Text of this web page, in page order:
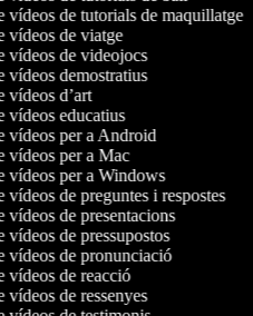
vídeos de tutorials de maquillatge
vídeos de viatge
vídeos de videojocs
vídeos demostratius
vídeos d’art
vídeos educatius
vídeos per a Android
vídeos per a Mac
vídeos per a Windows
vídeos de preguntes i respostes
vídeos de presentacions
vídeos de pressupostos
vídeos de pronunciació
vídeos de reacció
vídeos de ressenyes